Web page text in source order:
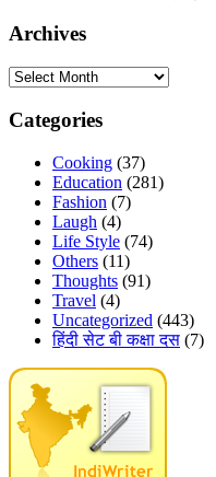
Archives
Archives
Categories
Cooking (37)
Education (281)
Fashion (7)
Laugh (4)
Life Style (74)
Others (11)
Thoughts (91)
Travel (4)
Uncategorized (443)
हिंदी सेट बी कक्षा दस (7)